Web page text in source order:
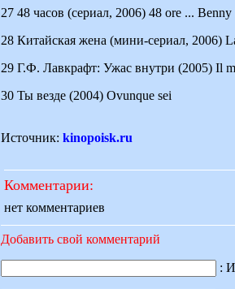
27 48 часов (сериал, 2006) 48 ore ...
28 Китайская жена (мини-сериал, 2006)
29 Г.Ф. Лавкрафт: Ужас внутри (2005) Il
30 Ты везде (2004) Ovunque sei
Источник: kinopoisk.ru
Комментарии:
нет комментариев
Добавить свой комментарий
: